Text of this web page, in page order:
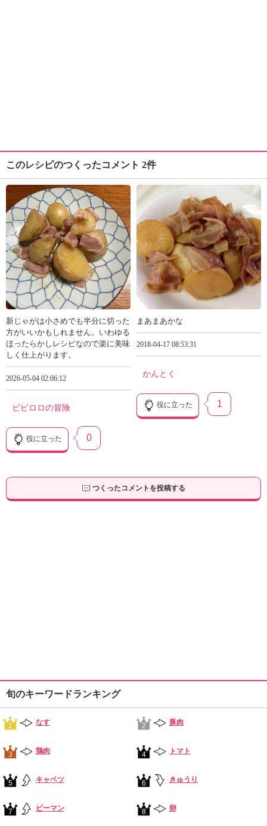
このレシピのつくったコメント 2件
新じゃがは小さめでも半分に切った
方がいいかもしれません。いわゆる
ほったらかしレシピなので楽に美味
しく仕上がります。
2026-05-04 02:06:12
ビビロロの冒険
役に立った 0
まあまあかな
2018-04-17 08:53:31
かんとく
役に立った 1
つくったコメントを投稿する
旬のキーワードランキング
1 なす 2 豚肉
3 鶏肉 4 トマト
5 キャベツ 6 きゅうり
7 ピーマン 8 卵